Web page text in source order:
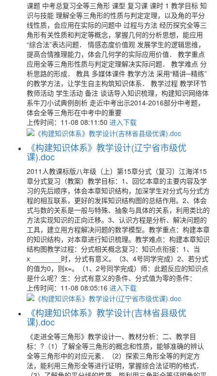
课题 中考总复习全等三角形 课型 复习课 课时 1 教学目标 知
识与技能 理解全等三角形的性质与判定定理，以及角的平分
线性质，会应用在实际的问题中 过程与方法 经历探究全等三
角形有关性质和判定等概念，掌握几何的分析思想，能应用
“综合法”表达问题． 情感态度价值观 发展学生的逻辑思维，
提高合情推理能力，体会几何学的实际应用价值． 教学重点
应用全等三角形性质与判定定理解决实际问题． 教学难点 分
析思路的形成． 教具 多媒体课件 教学方法 采用“精讲─精练”
的教学方法，让学生自主构筑知识体系． 教学过程 教学环节
教师活动 学生活动 备注 谈话导入知识梳理，构建知识网络体
系牛刀小试典例剖析 走近中考出示2014-2016部分中考题，
体会全等三角形在中考中的重要
上传时间：11-08 08:11:50 进入下载
《构建知识体系》教学设计(辽宁省市级优
课).doc
2011人教课标版八年级（上）第15章分式（复习）江海洋15
章分式复习（教案）教学目标：1、回忆本章的主要内容及学
习的先后顺序，体会本章知识结构，加深学生对分式与分式方
程的相互联系，更好的发挥知识结构图的总结作用。2、体会
式与数的关系是一般与特殊、抽象与具体的关系，利用类比的
方法实现知识的正向迁移。3、认识方程是分析、解决问题的
工具，建立用方程解决问题的数学模型。教学重点：构建本章
的知识结构，对本章进行知识梳理。教学难点：构建本章知识
结构图教学过程：分式相关概念复习：知识点衔接：1、当
x________时，分式有意义。（3、4号同学完成）2、若分式
的值为0，则x=。（1、2号同学完成）师：此题反应的知识点
是什么呢？生：分式有意义的条件、分式值为零的条件：
上传时间：11-08 08:05:16 进入下载
《构建知识体系》教学设计(吉林省县级优
课).doc
《走进全等三角形》教学设计一、教材分析：二、教学目
标：?（1）了解全等三角形的概念和性质，能够准确的辨认
全等三角形中的对应元素．（2）探索三角形全等的判定方
法，能利用三角形全等进行证明，掌握综合法证明的格式．